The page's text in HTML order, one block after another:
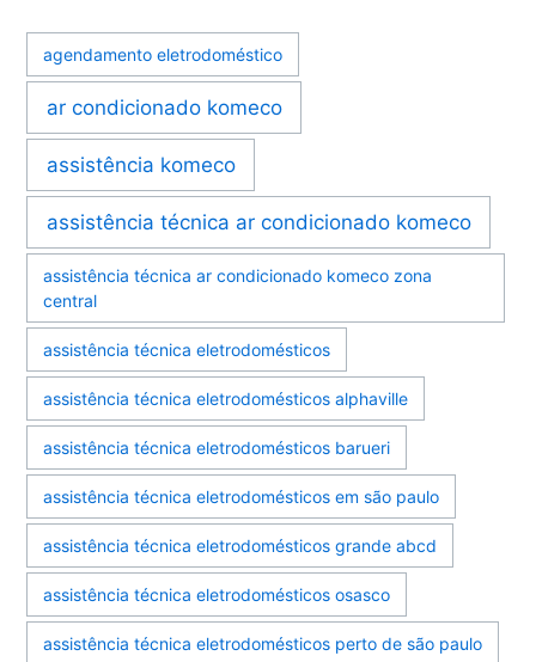
agendamento eletrodoméstico
ar condicionado komeco
assistência komeco
assistência técnica ar condicionado komeco
assistência técnica ar condicionado komeco zona
central
assistência técnica eletrodomésticos
assistência técnica eletrodomésticos alphaville
assistência técnica eletrodomésticos barueri
assistência técnica eletrodomésticos em são paulo
assistência técnica eletrodomésticos grande abcd
assistência técnica eletrodomésticos osasco
assistência técnica eletrodomésticos perto de são paulo